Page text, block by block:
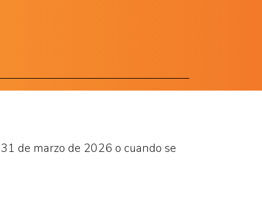
de marzo de 2026 o cuando se